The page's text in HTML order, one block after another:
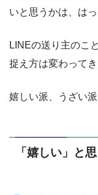
いと思うかは、は
LINEの送り主のこ
捉え方は変わってき
嬉しい派、うざい
「嬉しい」と